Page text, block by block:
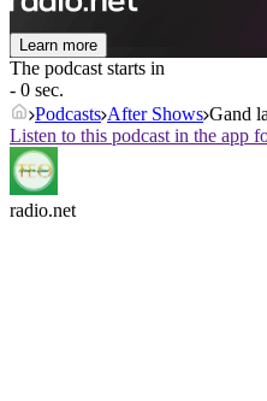
Learn more
The podcast starts in
- 0 sec.
Podcasts After Shows Gand
Listen to this podcast in the app
radio.net